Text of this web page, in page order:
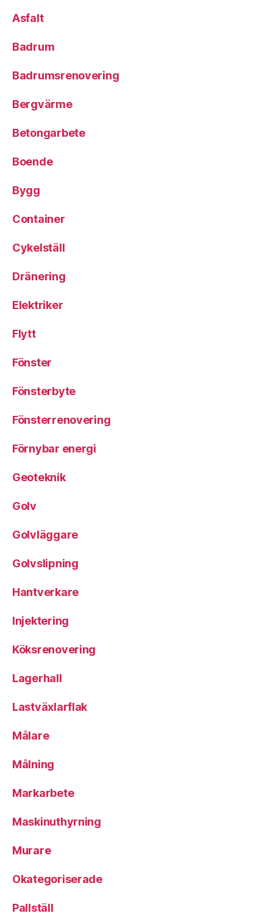
Asfalt
Badrum
Badrumsrenovering
Bergvärme
Betongarbete
Boende
Bygg
Container
Cykelställ
Dränering
Elektriker
Flytt
Fönster
Fönsterbyte
Fönsterrenovering
Förnybar energi
Geoteknik
Golv
Golvläggare
Golvslipning
Hantverkare
Injektering
Köksrenovering
Lagerhall
Lastväxlarflak
Målare
Målning
Markarbete
Maskinuthyrning
Murare
Okategoriserade
Pallställ